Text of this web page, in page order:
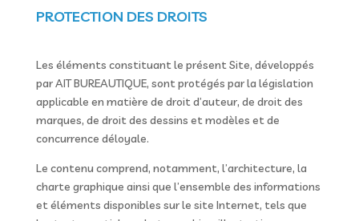
PROTECTION DES DROITS
Les éléments constituant le présent Site, développés
par AIT BUREAUTIQUE, sont protégés par la législation
applicable en matière de droit d’auteur, de droit des
marques, de droit des dessins et modèles et de
concurrence déloyale.
Le contenu comprend, notamment, l’architecture, la
charte graphique ainsi que l’ensemble des informations
et éléments disponibles sur le site Internet, tels que